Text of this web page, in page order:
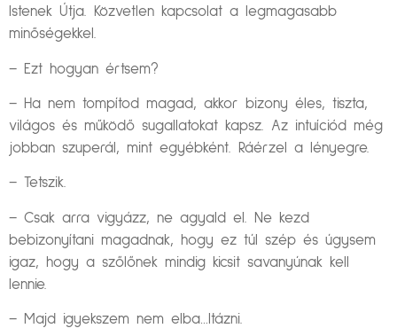
Istenek Útja. Közvetlen kapcsolat a legmagasabb
minőségekkel.
– Ezt hogyan értsem?
– Ha nem tompítod magad, akkor bizony éles, tiszta,
világos és működő sugallatokat kapsz. Az intuíciód még
jobban szuperál, mint egyébként. Ráérzel a lényegre.
– Tetszik.
– Csak arra vigyázz, ne agyald el. Ne kezd
bebizonyítani magadnak, hogy ez túl szép és úgysem
igaz, hogy a szőlőnek mindig kicsit savanyúnak kell
lennie.
– Majd igyekszem nem elba…ltázni.